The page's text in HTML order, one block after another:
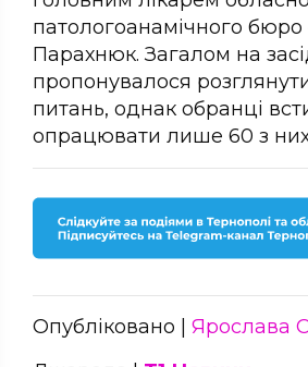
патологоанамічного бюро
Парахнюк. Загалом на
пропонувалося
питань, однак обранці
опрацювати лише 60 з
Опубліковано | Ярослава